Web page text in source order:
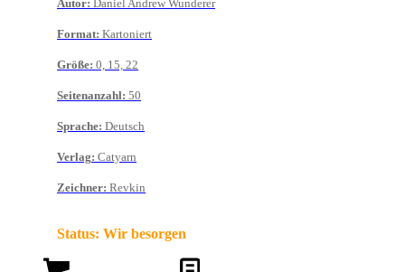
Autor: Daniel Andrew Wunderer
Format: Kartoniert
Größe: 0, 15, 22
Seitenanzahl: 50
Sprache: Deutsch
Verlag: Catyarn
Zeichner: Revkin
Status: Wir besorgen